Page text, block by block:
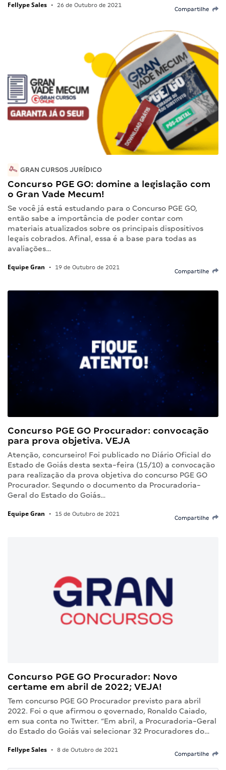
Fellype Sales • 26 de Outubro de 2021
Compartilhe
GRAN CURSOS JURÍDICO
Concurso PGE GO: domine a legislação com
o Gran Vade Mecum!
Se você já está estudando para o Concurso PGE GO,
então sabe a importância de poder contar com
materiais atualizados sobre os principais dispositivos
legais cobrados. Afinal, essa é a base para todas as
avaliações…
Equipe Gran • 19 de Outubro de 2021
Compartilhe
Concurso PGE GO Procurador: convocação
para prova objetiva. VEJA
Atenção, concurseiro! Foi publicado no Diário Oficial do
Estado de Goiás desta sexta-feira (15/10) a convocação
para realização da prova objetiva do concurso PGE GO
Procurador. Segundo o documento da Procuradoria-
Geral do Estado do Goiás…
Equipe Gran • 15 de Outubro de 2021
Compartilhe
Concurso PGE GO Procurador: Novo
certame em abril de 2022; VEJA!
Tem concurso PGE GO Procurador previsto para abril
2022. Foi o que afirmou o governado, Ronaldo Caiado,
em sua conta no Twitter. “Em abril, a Procuradoria-Geral
do Estado do Goiás vai selecionar 32 Procuradores do…
Fellype Sales • 8 de Outubro de 2021
Compartilhe